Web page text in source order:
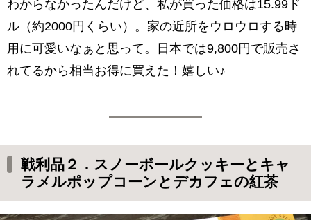
わからなかったんだけど、私が買った価格は15.99ド
ル（約2000円くらい）。家の近所をウロウロする時
用に可愛いなぁと思って。日本では9,800円で販売さ
れてるから相当お得に買えた！嬉しい♪
戦利品２．スノーボールクッキーとキャ
ラメルポップコーンとデカフェの紅茶